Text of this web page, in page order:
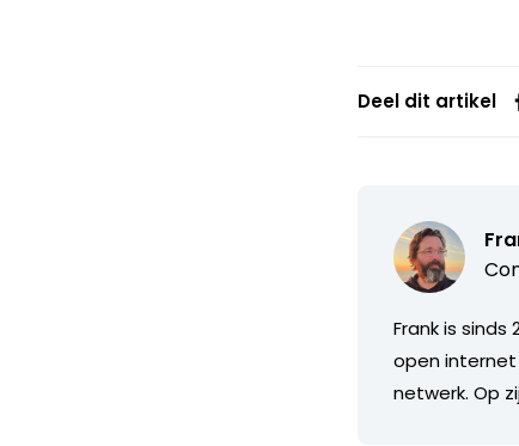
Deel dit artikel
Frank is
open internet
netwerk. Op